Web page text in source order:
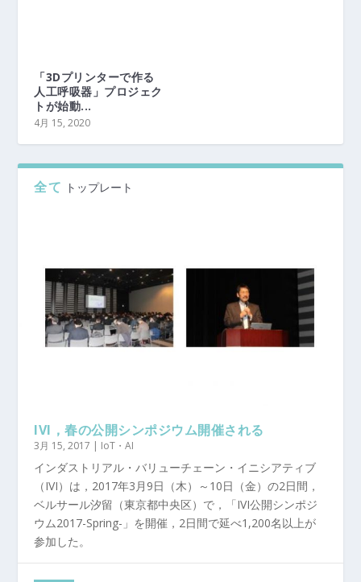
「3Dプリンターで作る
人工呼吸器」プロジェク
トが始動...
4月 15, 2020
全て トップレート
IVI，春の公開シンポジウム開催される
3月 15, 2017 | IoT・AI
インダストリアル・バリューチェーン・イニシアティブ
（IVI）は，2017年3月9日（木）～10日（金）の2日間，
ベルサール汐留（東京都中央区）で，「IVI公開シンポジ
ウム2017-Spring-」を開催，2日間で延べ1,200名以上が
参加した。